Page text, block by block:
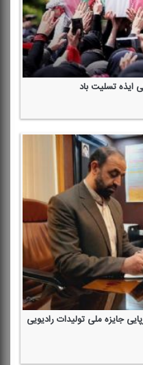
ایذه تسلیت باد
جایزه ملی تولیدات رادیویی